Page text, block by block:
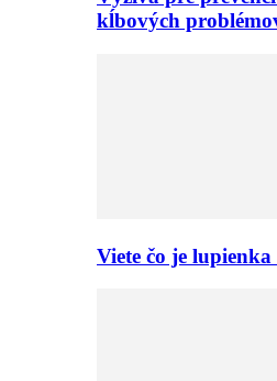
kĺbových
Viete čo je